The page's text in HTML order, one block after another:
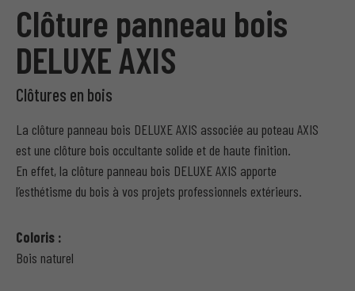
Clôture panneau bois
DELUXE AXIS
Clôtures en bois
La clôture panneau bois DELUXE AXIS associée au poteau AXIS
est une clôture bois occultante solide et de haute finition.
En effet, la clôture panneau bois DELUXE AXIS apporte
l’esthétisme du bois à vos projets professionnels extérieurs.
Coloris :
Bois naturel